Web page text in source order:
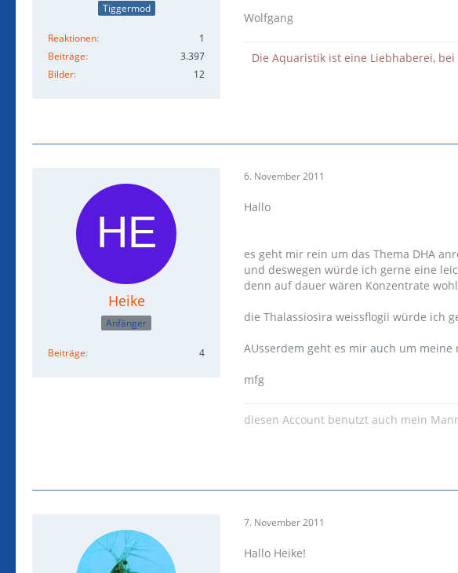
Tiggermod
Reaktionen
1
Beiträge
3.397
Bilder
12
Wolfgang
Die Aquaristik ist eine Liebhaberei,
Heike
Anfänger
Beiträge 4
6. November 2011
Hallo
es geht mir rein um das Thema DHA
und deswegen würde ich gerne eine
denn auf dauer wären Konzentrate
die Thalassiosira weissflogii würde ich
AUsserdem geht es mir auch um
mfg
diesen Account benutzt auch mein
7. November 2011
Hallo Heike!